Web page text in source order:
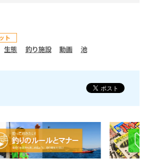
ト
生態 釣り施設 動画 池